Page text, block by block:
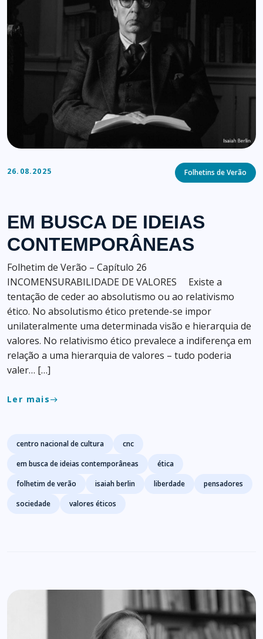
26.08.2025 Categories
Folhetins de Verão
EM BUSCA DE IDEIAS
CONTEMPORÂNEAS
Folhetim de Verão – Capítulo 26
INCOMENSURABILIDADE DE VALORES Existe a
tentação de ceder ao absolutismo ou ao relativismo
ético. No absolutismo ético pretende-se impor
unilateralmente uma determinada visão e hierarquia de
valores. No relativismo ético prevalece a indiferença em
relação a uma hierarquia de valores – tudo poderia
valer… […]
Ler maiseast
Tags
centro nacional de cultura
cnc
em busca de ideias contemporâneas
ética
folhetim de verão
isaiah berlin liberdade
pensadores
sociedade
valores éticos